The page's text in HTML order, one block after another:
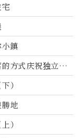
鎮
方式庆祝独立日2
）
地
）